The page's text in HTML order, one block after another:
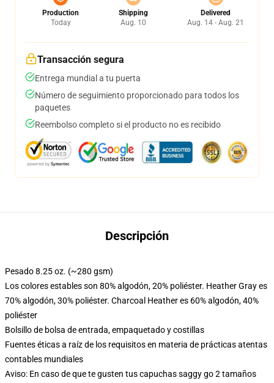
Production
Today
Shipping
Aug. 10
Delivered
Aug. 14 - Aug. 21
Transacción segura
Entrega mundial a tu puerta
Número de seguimiento proporcionado para todos los
paquetes
Reembolso completo si el producto no es recibido
Descripción
Pesado 8.25 oz. (~280 gsm)
Los colores estables son 80% algodón, 20% poliéster. Heather Gray es
70% algodón, 30% poliéster. Charcoal Heather es 60% algodón, 40%
poliéster
Bolsillo de bolsa de entrada, empaquetado y costillas
Fuentes éticas a raíz de los requisitos en materia de prácticas atentas
contables mundiales
Aviso: En caso de que te gusten tus capuchas saggy go 2 tamaños